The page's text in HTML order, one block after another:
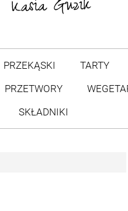
PRZEKĄSKI TARTY
PRZETWORY
SKŁADNIKI